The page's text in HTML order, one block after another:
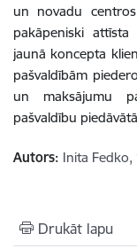
un novadu
pakāpeniski
jaunā koncepta
pašvaldībām
un maksājumu
pašvaldību
Autors: Inita Fedko,
Drukāt lapu